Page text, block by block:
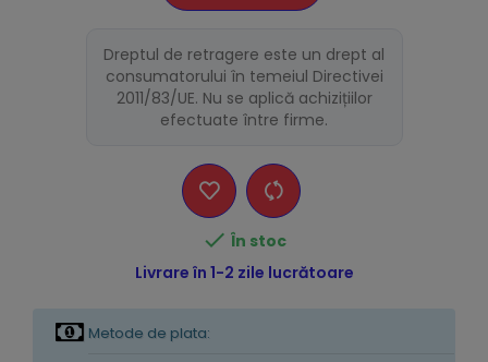
Dreptul de retragere este un drept al
consumatorului în temeiul Directivei
2011/83/UE. Nu se aplică achizițiilor
efectuate între firme.
 În stoc
Livrare în 1-2 zile lucrătoare
Metode de plata: